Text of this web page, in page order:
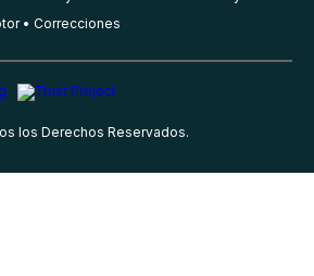
Correcciones
los Derechos Reservados.